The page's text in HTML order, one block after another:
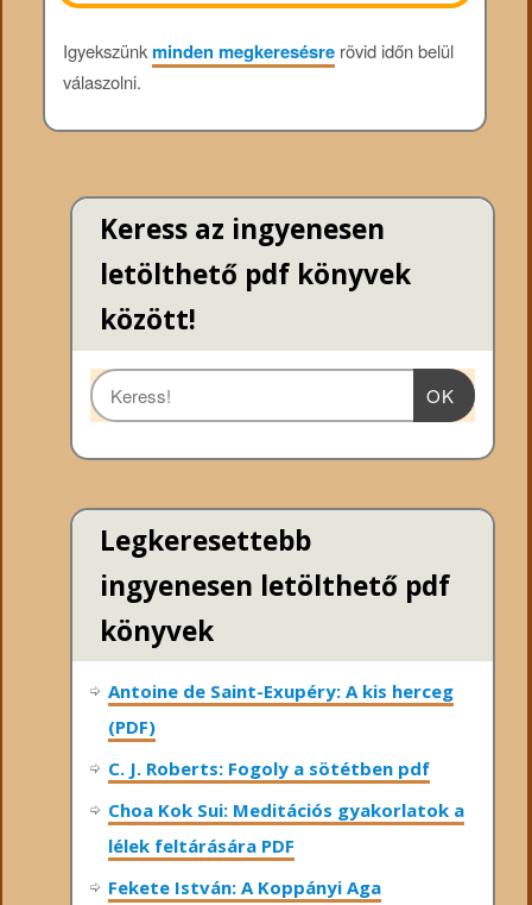
Igyekszünkminden megkeresésrerövid időn belül
válaszolni.
Keress az ingyenesen
letölthető pdf könyvek
között!
OK
Legkeresettebb
ingyenesen letölthető pdf
könyvek
Antoine de Saint-Exupéry: A kis herceg
(PDF)
C. J. Roberts: Fogoly a sötétben pdf
Choa Kok Sui: Meditációs gyakorlatok a
lélek feltárására PDF
Fekete István: A Koppányi Aga